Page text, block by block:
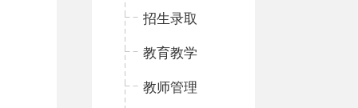
招生录取
教育教学
教师管理